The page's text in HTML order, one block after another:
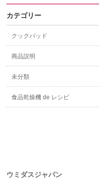
カテゴリー
クックパッド
商品説明
未分類
食品乾燥機 de レシピ
ウミダスジャパン